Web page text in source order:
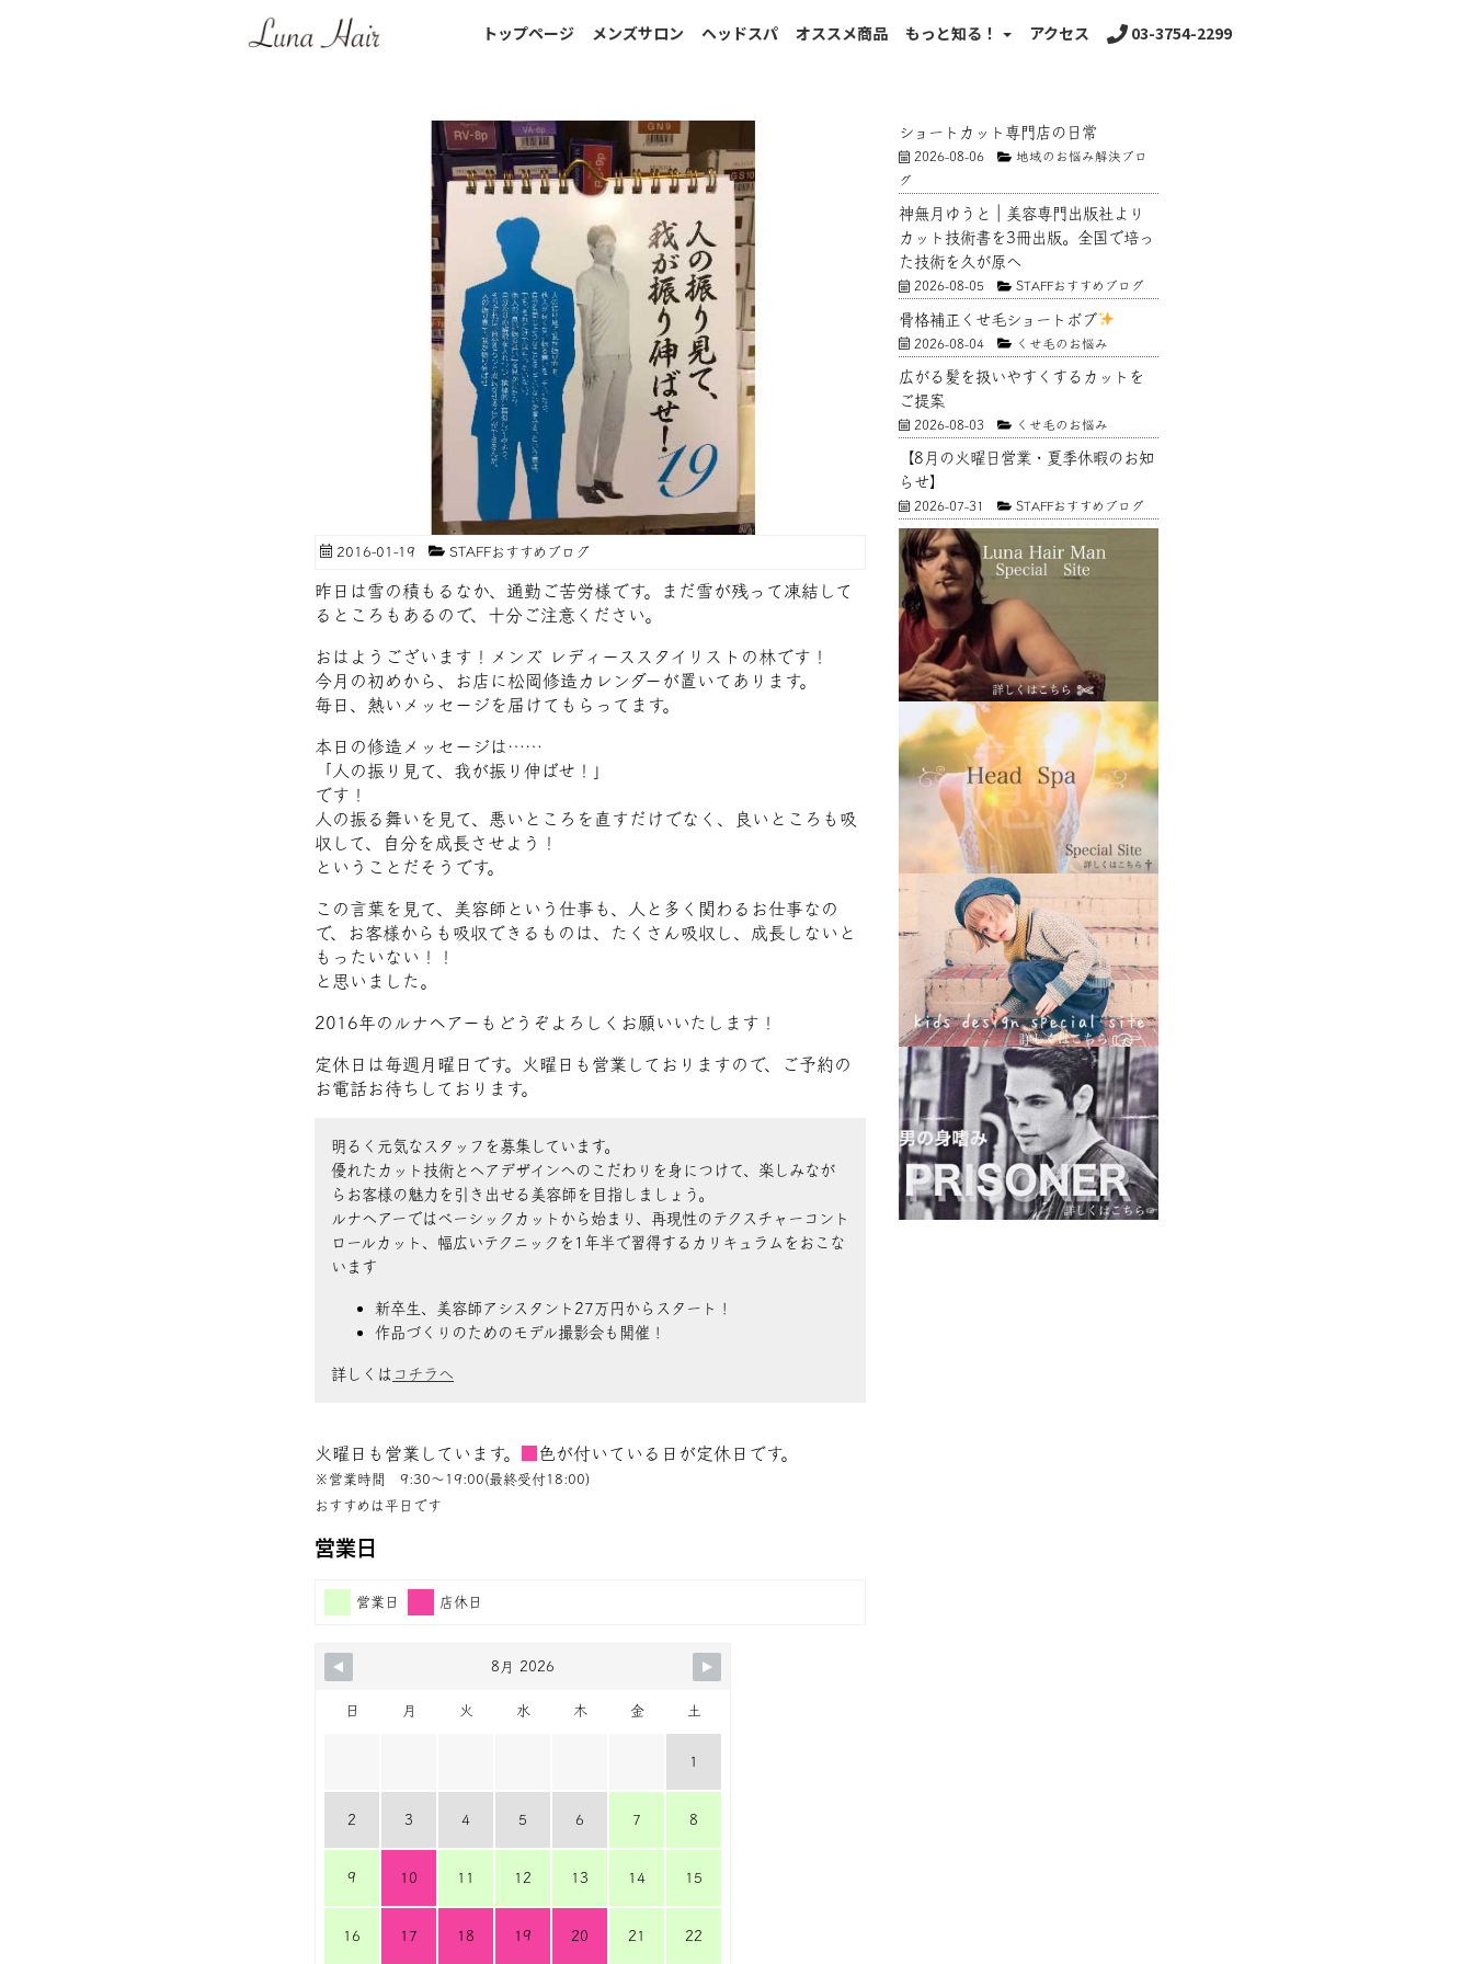
トップページ メンズサロン ヘッドスパ オススメ商品 もっと知る！ アクセス 03-3754-2299
2016-01-19 STAFFおすすめブログ
昨日は雪の積もるなか、通勤ご苦労様です。まだ雪が残って凍結して
るところもあるので、十分ご注意ください。
おはようございます！メンズ レディーススタイリストの林です！
今月の初めから、お店に松岡修造カレンダーが置いてあります。
毎日、熱いメッセージを届けてもらってます。
本日の修造メッセージは……
「人の振り見て、我が振り伸ばせ！」
です！
人の振る舞いを見て、悪いところを直すだけでなく、良いところも吸
収して、自分を成長させよう！
ということだそうです。
この言葉を見て、美容師という仕事も、人と多く関わるお仕事なの
で、お客様からも吸収できるものは、たくさん吸収し、成長しないと
もったいない！！
と思いました。
2016年のルナヘアーもどうぞよろしくお願いいたします！
定休日は毎週月曜日です。火曜日も営業しておりますので、ご予約の
お電話お待ちしております。
明るく元気なスタッフを募集しています。
優れたカット技術とヘアデザインへのこだわりを身につけて、楽しみなが
らお客様の魅力を引き出せる美容師を目指しましょう。
ルナヘアーではベーシックカットから始まり、再現性のテクスチャーコント
ロールカット、幅広いテクニックを1年半で習得するカリキュラムをおこな
います
新卒生、美容師アシスタント27万円からスタート！
作品づくりのためのモデル撮影会も開催！
詳しくは コチラへ
火曜日も営業しています。 色が付いている日が定休日です。
※営業時間 9:30〜19:00(最終受付18:00)
おすすめは平日です
営業日
営業日 店休日
8月 2026
日 月 火 水 木 金 土
1
2 3 4 5 6 7 8
9 10 11 12 13 14 15
16 17 18 19 20 21 22
ショートカット専門店の日常
2026-08-06
地域のお悩み解決ブロ
グ
神無月ゆうと｜美容専門出版社より
カット技術書を3冊出版。全国で培っ
た技術を久が原へ
2026-08-05 STAFFおすすめブログ
骨格補正くせ毛ショートボブ
2026-08-04 くせ毛のお悩み
広がる髪を扱いやすくするカットを
ご提案
2026-08-03 くせ毛のお悩み
【8月の火曜日営業・夏季休暇のお知
らせ】
2026-07-31 STAFFおすすめブログ